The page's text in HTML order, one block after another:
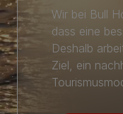
Wir bei Bull
dass eine
Deshalb
Ziel, ein